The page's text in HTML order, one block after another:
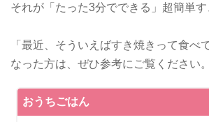
それが「たった3分でできる」超簡単す
「最近、そういえばすき焼きって食べ
なった方は、ぜひ参考にご覧ください。
おうちごはん